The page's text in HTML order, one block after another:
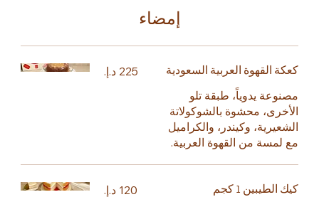
إمضاء
كعكة القهوة العربية السعودية
مصنوعة يدوياً، طبقة تلو
الأخرى، محشوة بالشوكولاتة
الشعيرية، وكيندر، والكراميل
مع لمسة من القهوة العربية.
كيك الطيبين 1 كجم